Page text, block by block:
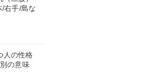
右手/島な
人の性格
の意味